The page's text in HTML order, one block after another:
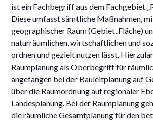
ist ein Fachbegriff aus dem Fachgebiet
Diese umfasst sämtliche Maßnahmen,
geographischer Raum (Gebiet, Fläche)
naturräumlichen, wirtschaftlichen und
ordnen und gezielt nutzen lässt.
Raumplanung als Oberbegriff für
angefangen bei der Bauleitplanung auf
über die Raumordnung auf regionaler
Landesplanung. Bei der Raumplanung
die räumliche Gesamtplanung für den